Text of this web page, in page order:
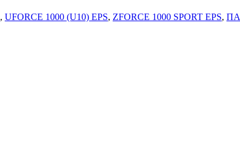
, UFORCE 1000 (U10) EPS, ZFORCE 1000 SPORT EPS,